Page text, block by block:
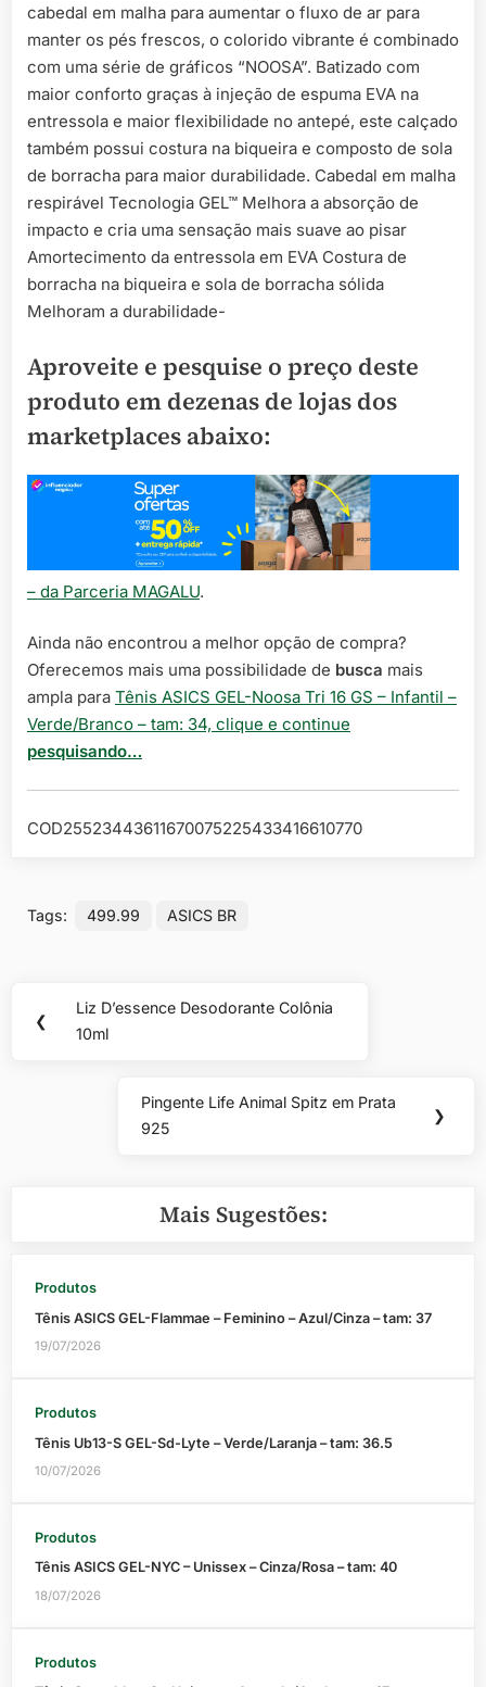
cabedal em malha para aumentar o fluxo de ar para
manter os pés frescos, o colorido vibrante é combinado
com uma série de gráficos “NOOSA”. Batizado com
maior conforto graças à injeção de espuma EVA na
entressola e maior flexibilidade no antepé, este calçado
também possui costura na biqueira e composto de sola
de borracha para maior durabilidade. Cabedal em malha
respirável Tecnologia GEL™ Melhora a absorção de
impacto e cria uma sensação mais suave ao pisar
Amortecimento da entressola em EVA Costura de
borracha na biqueira e sola de borracha sólida
Melhoram a durabilidade-
Aproveite e pesquise o preço deste
produto em dezenas de lojas dos
marketplaces abaixo:
– da Parceria MAGALU.
Ainda não encontrou a melhor opção de compra?
Oferecemos mais uma possibilidade de busca mais
ampla para Tênis ASICS GEL-Noosa Tri 16 GS – Infantil –
Verde/Branco – tam: 34, clique e continue
pesquisando…
COD25523443611670075225433416610770
Tags: 499.99 ASICS BR
Navegação
de
❮
Previous
Post:
Liz D’essence Desodorante Colônia
10ml
Next
Post:
Pingente Life Animal Spitz em Prata
925
❯
Mais Sugestões:
Produtos
Tênis ASICS GEL-Flammae – Feminino – Azul/Cinza – tam: 37
19/07/2026
Produtos
Tênis Ub13-S GEL-Sd-Lyte – Verde/Laranja – tam: 36.5
10/07/2026
Produtos
Tênis ASICS GEL-NYC – Unissex – Cinza/Rosa – tam: 40
18/07/2026
Produtos